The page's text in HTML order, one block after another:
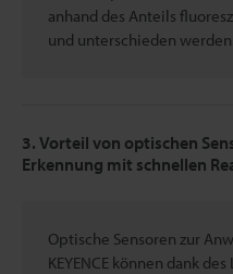
anhand des Anteils
und unterschieden werden.
3. Vorteil von optischen
Erkennung mit schnellen
Optische Sensoren zur
KEYENCE können dank